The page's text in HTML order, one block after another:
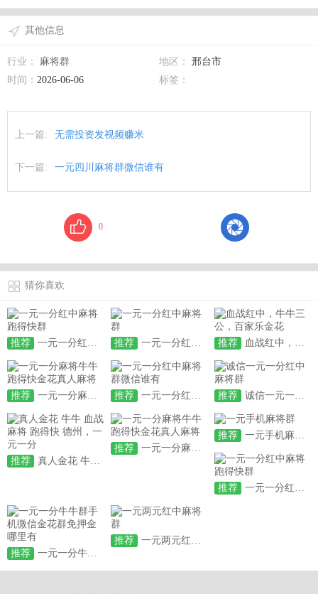
其他信息
行业： 麻将群 地区：
邢台市
时间： 2026-06-06 标签：
上一篇: 无需投资发视频赚米
下一篇: 一元四川麻将群微信谁有
0
猜你喜欢
推荐 一元一分红中麻将跑得快群 推荐 一元一分红中麻将群 推荐 血战红中，牛牛三公，百家乐金花
推荐 一元一分麻将牛牛跑得快金花真人麻将 推荐 一元一分红中麻将群微信谁有 推荐 诚信一元一分红中麻将群
推荐 真人金花 牛牛 血战麻将 跑得快 德州，一元一分
推荐 一元一分麻将牛牛跑得快金花真人麻将
推荐 一元手机麻将群
推荐 一元一分红中麻将跑得快群
推荐 一元一分牛牛群手机微信金花群免押金哪里有
推荐 一元两元红中麻将群